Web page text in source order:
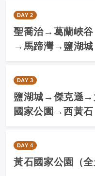
DAY 2
聖喬治→葛蘭峽
→馬蹄灣→鹽湖城
DAY 3
鹽湖城→傑克遜→
國家公園→西黃石
DAY 4
黃石國家公園（全